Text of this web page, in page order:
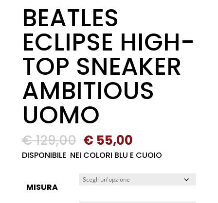
BEATLES
ECLIPSE HIGH-
TOP SNEAKER
AMBITIOUS
UOMO
€129,00 Il
prezzo
era:
€ 55,00Il
prezzo
DISPONIBILE NEI COLORI BLU E CUOIO
MISURA